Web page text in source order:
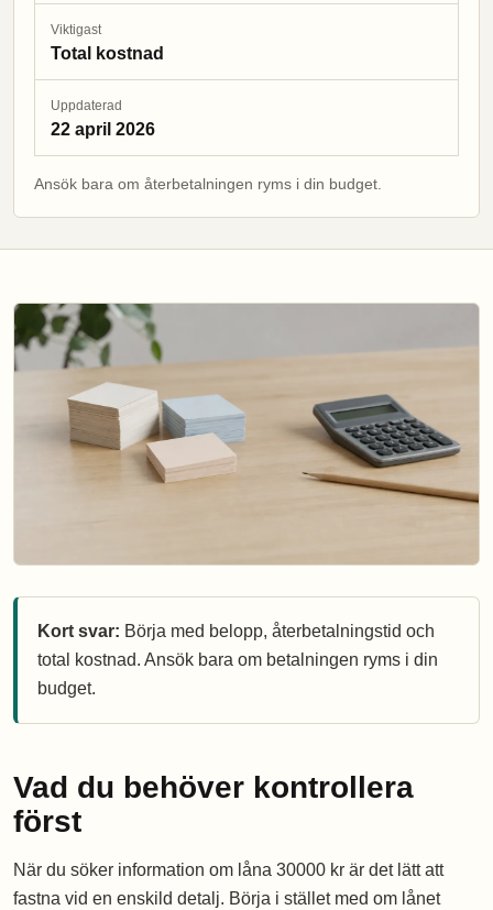
Viktigast
Total kostnad
Uppdaterad
22 april 2026
Ansök bara om återbetalningen ryms i din budget.
Kort svar: Börja med belopp, återbetalningstid och
total kostnad. Ansök bara om betalningen ryms i din
budget.
Vad du behöver kontrollera
först
När du söker information om låna 30000 kr är det lätt att
fastna vid en enskild detalj. Börja i stället med om lånet